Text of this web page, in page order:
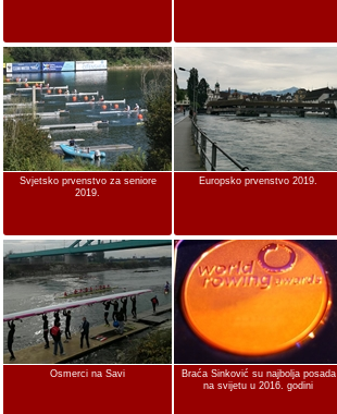
Svjetsko prvenstvo za seniore
2019.
Europsko prvenstvo 2019.
Osmerci na Savi
Braća Sinković su najbolja posada
na svijetu u 2016. godini